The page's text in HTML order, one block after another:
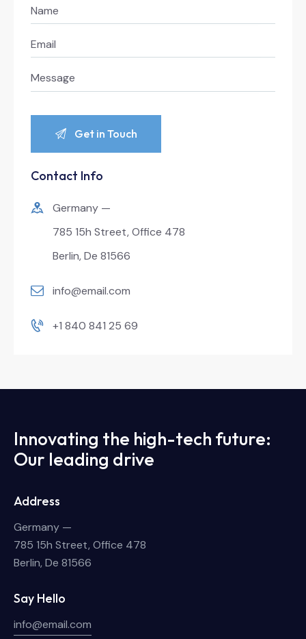
Contact Info
Germany —
785 15h Street, Office 478
Berlin, De 81566
info@email.com
+1 840 841 25 69
Innovating the high-tech future:
Our leading drive
Address
Germany —
785 15h Street, Office 478
Berlin, De 81566
Say Hello
info@email.com